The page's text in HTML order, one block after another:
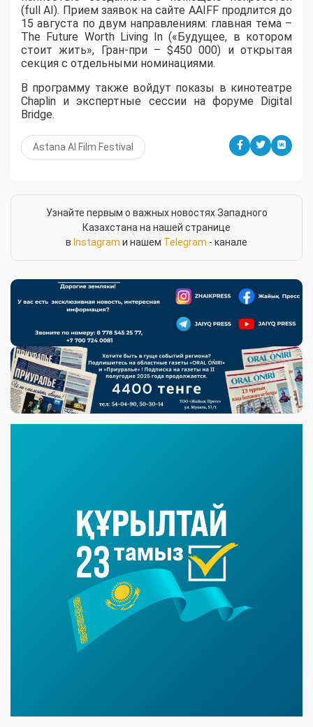
(full AI). Прием заявок на сайте AAIFF продлится до
15 августа по двум направлениям: главная тема –
The Future Worth Living In («Будущее, в котором
стоит жить», Гран-при – $450 000) и открытая
секция с отдельными номинациями.
В программу также войдут показы в кинотеатре
Chaplin и экспертные сессии на форуме Digital
Bridge.
Astana AI Film Festival
Узнайте первым о важных новостях Западного
Казахстана на нашей странице
в Instagram и нашем Telegram - канале